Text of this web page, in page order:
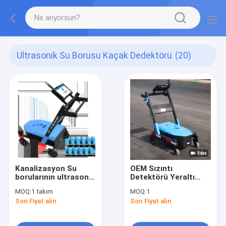
Ultrasonik Su Borusu Kaçak Dedektörü (20)
Kanalizasyon Su
borularının ultrasonik
cihazları Yeraltı
PQWT LDC 10M
MOQ:1 takım
Son Fiyat alın
OEM Sızıntı
Detektörü Yeraltı
PQWT markası
MOQ:1
Son Fiyat alın